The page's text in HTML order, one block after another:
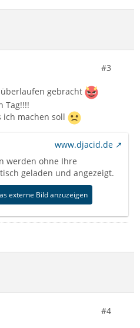
#3
gebracht
Tag!!!!
machen soll
www.djacid.de
werden ohne Ihre
geladen und angezeigt.
externe Bild anzuzeigen
#4